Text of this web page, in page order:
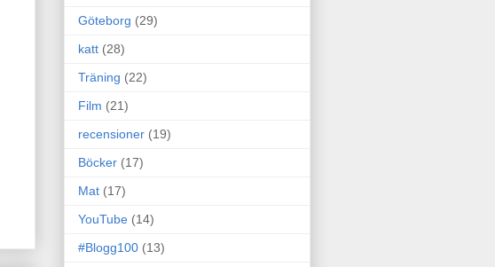
Göteborg (29)
katt (28)
Träning (22)
Film (21)
recensioner (19)
Böcker (17)
Mat (17)
YouTube (14)
#Blogg100 (13)